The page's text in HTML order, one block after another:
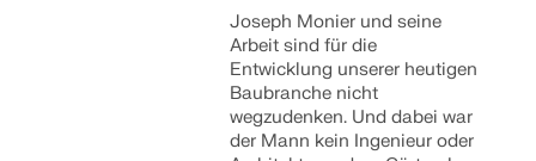
Joseph Monier und seine
Arbeit sind für die
Entwicklung unserer heutigen
Baubranche nicht
wegzudenken. Und dabei war
der Mann kein Ingenieur oder